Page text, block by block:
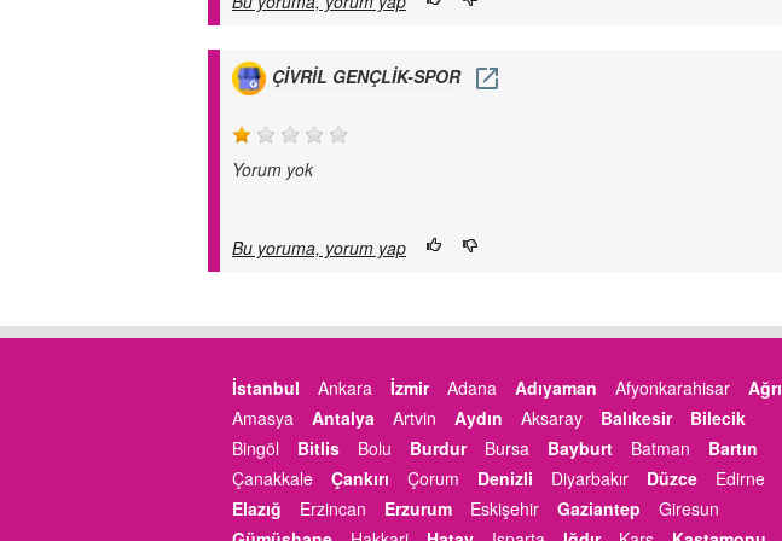
ÇİVRİL GENÇLİK-SPOR
Yorum yok
Bu yoruma, yorum yap
İstanbul Ankara İzmir Adana Adıyaman Afyonkarahisar
Ağrı
Amasya
Antalya Artvin Aydın Aksaray Balıkesir
Bilecik
Bingöl
Bitlis Bolu Burdur Bursa Bayburt Batman
Bartın
Çanakkale
Çankırı Çorum Denizli Diyarbakır Düzce
Edirne
Elazığ
Erzincan Erzurum Eskişehir Gaziantep
Giresun